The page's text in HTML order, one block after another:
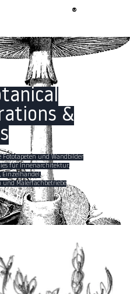
®
&
Fototapeten und Wandbilder
für Innenarchitektur,
Einzelhandel,
und Malerfachbetriebe